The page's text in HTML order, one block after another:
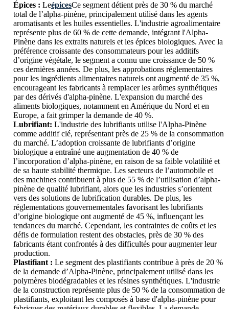
Épices : LeépicesCe segment détient près de 30 % du marché
total de l’alpha-pinène, principalement utilisé dans les agents
aromatisants et les huiles essentielles. L'industrie agroalimentaire
représente plus de 60 % de cette demande, intégrant l'Alpha-
Pinène dans les extraits naturels et les épices biologiques. Avec la
préférence croissante des consommateurs pour les additifs
d’origine végétale, le segment a connu une croissance de 50 %
ces dernières années. De plus, les approbations réglementaires
pour les ingrédients alimentaires naturels ont augmenté de 35 %,
encourageant les fabricants à remplacer les arômes synthétiques
par des dérivés d'alpha-pinène. L'expansion du marché des
aliments biologiques, notamment en Amérique du Nord et en
Europe, a fait grimper la demande de 40 %.
Lubrifiant: L'industrie des lubrifiants utilise l'Alpha-Pinène
comme additif clé, représentant près de 25 % de la consommation
du marché. L’adoption croissante de lubrifiants d’origine
biologique a entraîné une augmentation de 40 % de
l’incorporation d’alpha-pinène, en raison de sa faible volatilité et
de sa haute stabilité thermique. Les secteurs de l’automobile et
des machines contribuent à plus de 55 % de l’utilisation d’alpha-
pinène de qualité lubrifiant, alors que les industries s’orientent
vers des solutions de lubrification durables. De plus, les
réglementations gouvernementales favorisant les lubrifiants
d’origine biologique ont augmenté de 45 %, influençant les
tendances du marché. Cependant, les contraintes de coûts et les
défis de formulation restent des obstacles, près de 30 % des
fabricants étant confrontés à des difficultés pour augmenter leur
production.
Plastifiant : Le segment des plastifiants contribue à près de 20 %
de la demande d’Alpha-Pinène, principalement utilisé dans les
polymères biodégradables et les résines synthétiques. L'industrie
de la construction représente plus de 50 % de la consommation de
plastifiants, exploitant les composés à base d'alpha-pinène pour